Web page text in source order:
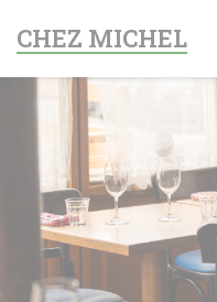
CHEZ MICHEL